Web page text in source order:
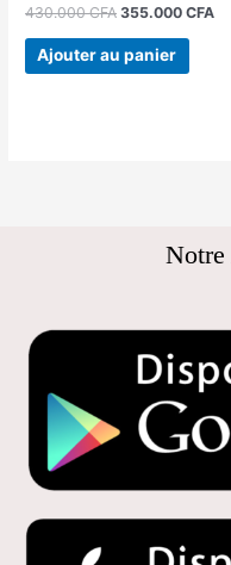
430.000CFA 355.000CFA
Ajouter au panier